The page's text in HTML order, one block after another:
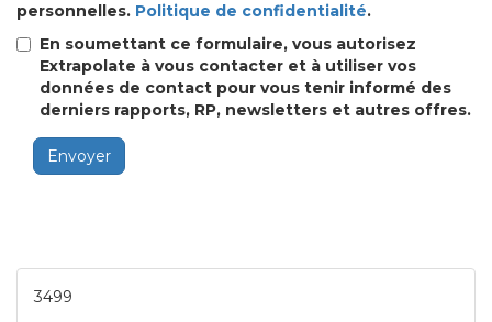
personnelles. Politique de confidentialité.
En soumettant ce formulaire, vous autorisez
Extrapolate à vous contacter et à utiliser vos
données de contact pour vous tenir informé des
derniers rapports, RP, newsletters et autres offres.
Envoyer
3499